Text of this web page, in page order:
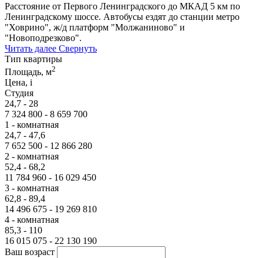
Расстояние от Первого Ленинградского до МКАД 5 км по
Ленинградскому шоссе. Автобусы ездят до станции метро
"Ховрино", ж/д платформ "Молжаниново" и
"Новоподрезково".
Читать далее Свернуть
Тип квартиры
Площадь, м2
Цена, i
Студия
24,7 - 28
7 324 800 - 8 659 700
1 - комнатная
24,7 - 47,6
7 652 500 - 12 866 280
2 - комнатная
52,4 - 68,2
11 784 960 - 16 029 450
3 - комнатная
62,8 - 89,4
14 496 675 - 19 269 810
4 - комнатная
85,3 - 110
16 015 075 - 22 130 190
Ваш возраст